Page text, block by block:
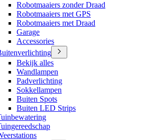
Robotmaaiers zonder Draad
Robotmaaiers met GPS
Robotmaaiers met Draad
Garage
Accessories
Bekijk alles
Wandlampen
Padverlichting
Sokkellampen
Buiten Spots
Buiten LED Strips